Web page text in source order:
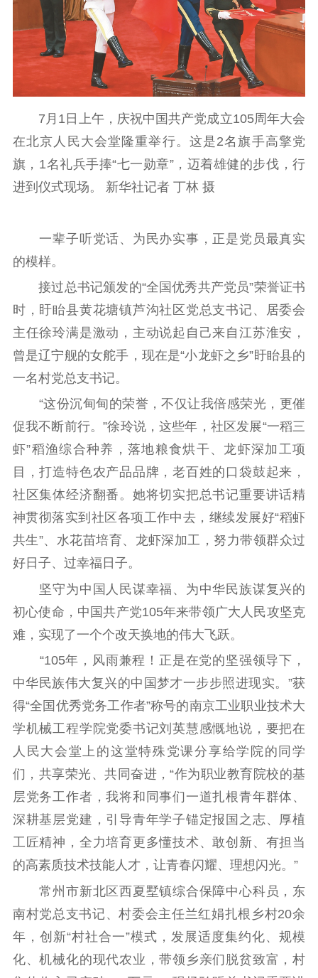
统计分析
审读服务
案管理系统
电影
服务
理论宣讲
共建共享平台
政工继续教育学
习平台
责任编辑注册
业务申报系统
7月1日上午，庆祝中国共产党成立105周年大会
在北京人民大会堂隆重举行。这是2名旗手高擎党
旗，1名礼兵手捧“七一勋章”，迈着雄健的步伐，行
进到仪式现场。 新华社记者 丁林 摄
一辈子听党话、为民办实事，正是党员最真实
的模样。
接过总书记颁发的“全国优秀共产党员”荣誉证书
时，盱眙县黄花塘镇芦沟社区党总支书记、居委会
主任徐玲满是激动，主动说起自己来自江苏淮安，
曾是辽宁舰的女舵手，现在是“小龙虾之乡”盱眙县的
一名村党总支书记。
“这份沉甸甸的荣誉，不仅让我倍感荣光，更催
促我不断前行。”徐玲说，这些年，社区发展“一稻三
虾”稻渔综合种养，落地粮食烘干、龙虾深加工项
目，打造特色农产品品牌，老百姓的口袋鼓起来，
社区集体经济翻番。她将切实把总书记重要讲话精
神贯彻落实到社区各项工作中去，继续发展好“稻虾
共生”、水花苗培育、龙虾深加工，努力带领群众过
好日子、过幸福日子。
坚守为中国人民谋幸福、为中华民族谋复兴的
初心使命，中国共产党105年来带领广大人民攻坚克
难，实现了一个个改天换地的伟大飞跃。
“105年，风雨兼程！正是在党的坚强领导下，
中华民族伟大复兴的中国梦才一步步照进现实。”获
得“全国优秀党务工作者”称号的南京工业职业技术大
学机械工程学院党委书记刘英慧感慨地说，要把在
人民大会堂上的这堂特殊党课分享给学院的同学
们，共享荣光、共同奋进，“作为职业教育院校的基
层党务工作者，我将和同事们一道扎根青年群体、
深耕基层党建，引导青年学子锚定报国之志、厚植
工匠精神，全力培育更多懂技术、敢创新、有担当
的高素质技术技能人才，让青春闪耀、理想闪光。”
常州市新北区西夏墅镇综合保障中心科员，东
南村党总支书记、村委会主任兰红娟扎根乡村20余
年，创新“村社合一”模式，发展适度集约化、规模
化、机械化的现代农业，带领乡亲们脱贫致富，村